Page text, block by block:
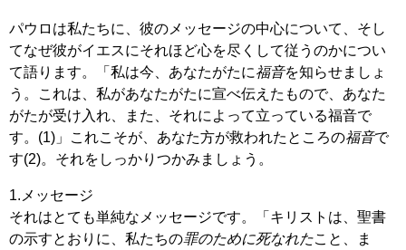
パウロは私たちに、彼のメッセージの中心について、そし
てなぜ彼がイエスにそれほど心を尽くして従うのかについ
て語ります。「私は今、あなたがたに福音を知らせましょ
う。これは、私があなたがたに宣べ伝えたもので、あなた
がたが受け入れ、また、それによって立っている福音で
す。(1)」これこそが、あなた方が救われたところの福音で
す(2)。それをしっかりつかみましょう。
1.メッセージ
それはとても単純なメッセージです。「キリストは、聖書
の示すとおりに、私たちの罪のために死なれたこと、ま